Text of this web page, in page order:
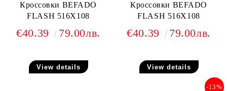
Кроссовки BEFADO
FLASH 516X108
€40.39 79.00лв.
View details
Кроссовки BEFADO
FLASH 516X108
€40.39 79.00лв.
View details
-13%